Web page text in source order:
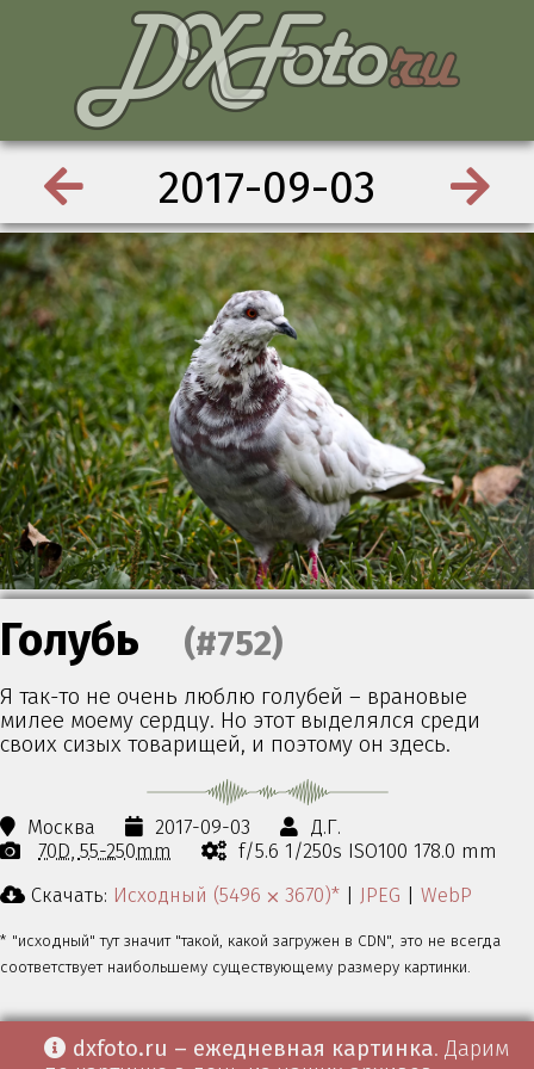
2017-09-03
Голубь (#752)
Я так-то не очень люблю голубей – врановые
милее моему сердцу. Но этот выделялся среди
своих сизых товарищей, и поэтому он здесь.
Москва 2017-09-03
Д.Г.
70D 55-250mm
f/5.6 1/250s ISO100 178.0 mm
Скачать: Исходный (5496 ⨉ 3670)* | JPEG | WebP
* "исходный" тут значит "такой, какой загружен в CDN", это не всегда
соответствует наибольшему существующему размеру картинки.
dxfoto.ru – ежедневная картинка. Дарим